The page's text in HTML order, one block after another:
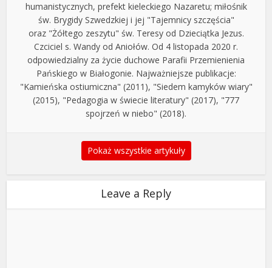
humanistycznych, prefekt kieleckiego Nazaretu; miłośnik
św. Brygidy Szwedzkiej i jej "Tajemnicy szczęścia"
oraz "Żółtego zeszytu" św. Teresy od Dzieciątka Jezus.
Czciciel s. Wandy od Aniołów. Od 4 listopada 2020 r.
odpowiedzialny za życie duchowe Parafii Przemienienia
Pańskiego w Białogonie. Najważniejsze publikacje:
"Kamieńska ostiumiczna" (2011), "Siedem kamyków wiary"
(2015), "Pedagogia w świecie literatury" (2017), "777
spojrzeń w niebo" (2018).
Pokaż wszystkie artykuły
Leave a Reply